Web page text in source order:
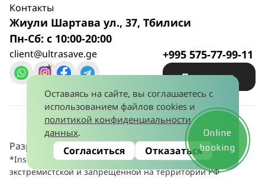
Оставаясь на сайте, вы соглашаетесь с
использованием файлов cookies и
политикой конфиденциальности
данных.
Согласиться Отказаться
Контакты
Жиули Шартава ул., 37, Тбилиси
Пн-Сб: с 10:00-20:00
client@ultrasave.ge
*
+995 575-77-99-11
Позвонить
Политика конфиденциальности© 2026
Лицензия № 445581628 от 15 января 2024
Разработано:
*Instagram принадлежит компании Meta, признанной
экстремистской и запрещённой на территории РФ
Online
booking